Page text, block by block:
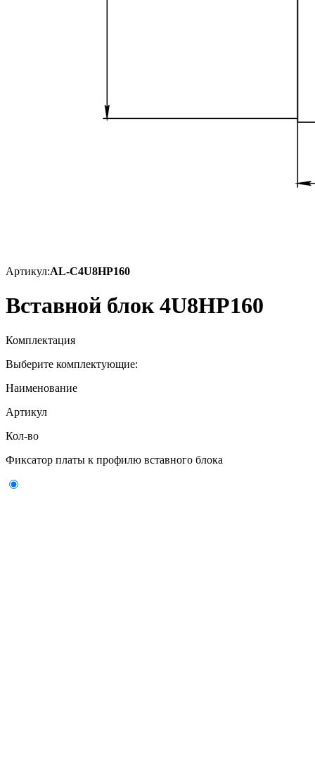
Артикул:AL-C4U8HP160
Вставной блок 4U8HP160
Комплектация
Выберите комплектующие:
Наименование
Артикул
Кол-во
Фиксатор платы к профилю вставного блока